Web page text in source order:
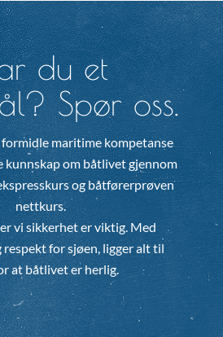
du et
Spør oss.
maritime kompetanse
kunnskap om båtlivet gjennom
og båtførerprøven
nettkurs.
vi sikkerhet er viktig. Med
respekt for sjøen, ligger alt til
at båtlivet er herlig.